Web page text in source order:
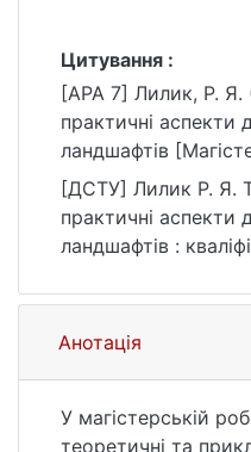
Цитування :
[APA 7] Лилик, Р. Я.
практичні аспекти
ландшафтів
Київський
Тараса Шевченка].
https://
[ДСТУ] Лилик Р. Я.
практичні аспекти
ландшафтів :
В. М. Самойленко.
https://
0 (дата звернення:
Анотація
У магістерській
теоретичні та